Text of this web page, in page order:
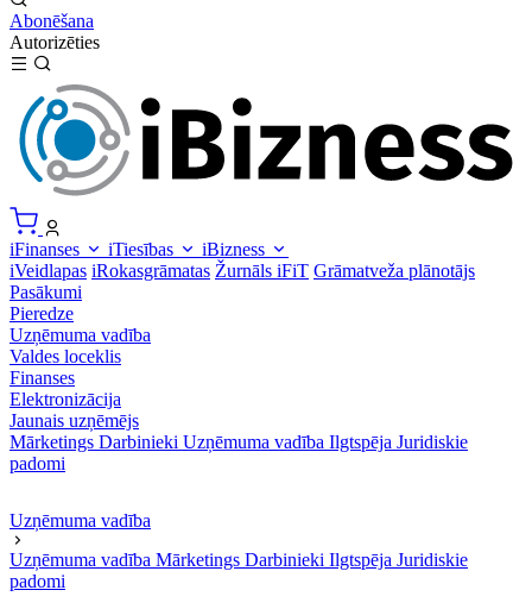
Abonēšana
Autorizēties
iFinanses iTiesības
iBizness
iVeidlapas iRokasgrāmatas Žurnāls iFiT Grāmatveža plānotājs
Pasākumi
Pieredze
Uzņēmuma vadība
Valdes loceklis
Finanses
Elektronizācija
Jaunais uzņēmējs
Mārketings Darbinieki Uzņēmuma vadība Ilgtspēja Juridiskie
padomi
Uzņēmuma vadība
Uzņēmuma vadība Mārketings Darbinieki Ilgtspēja Juridiskie
padomi